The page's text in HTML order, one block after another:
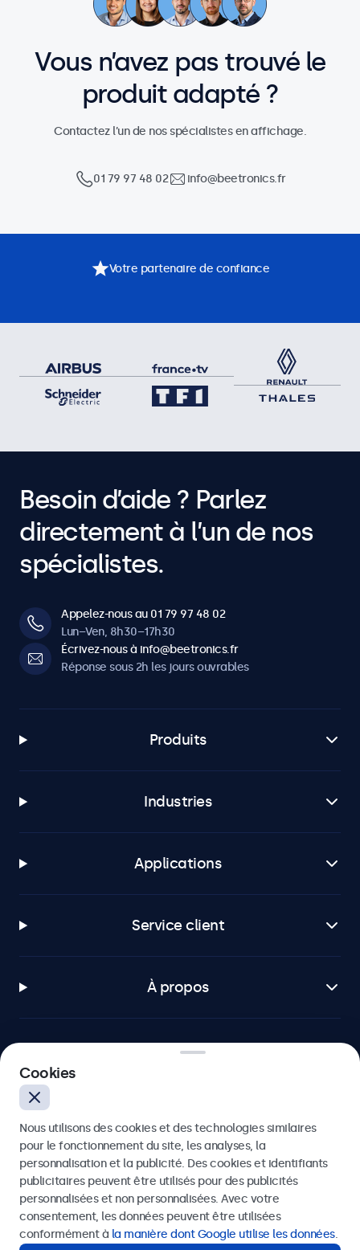
Vous n’avez pas trouvé le
produit adapté ?
Contactez l’un de nos spécialistes en affichage.
01 79 97 48 02 info@beetronics.fr
Votre partenaire de confiance
Besoin d’aide ? Parlez
directement à l’un de nos
spécialistes.
Appelez-nous au 01 79 97 48 02
Lun–Ven, 8h30–17h30
Écrivez-nous à info@beetronics.fr
Réponse sous 2h les jours ouvrables
Produits
Industries
Applications
Service client
À propos
75 Boulevard Haussmann, 75008 Paris, France
4.8/5 noté par 5000+ entreprises
Français
Cookies
Nous utilisons des cookies et des technologies similaires
pour le fonctionnement du site, les analyses, la
personnalisation et la publicité. Des cookies et identifiants
publicitaires peuvent être utilisés pour des publicités
personnalisées et non personnalisées. Avec votre
consentement, les données peuvent être utilisées
conformément à la manière dont Google utilise les données.